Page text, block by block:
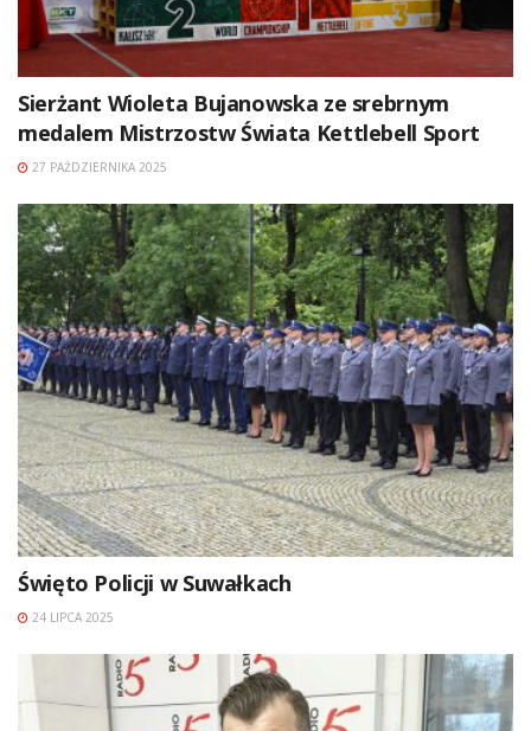
Sierżant Wioleta Bujanowska ze srebrnym
medalem Mistrzostw Świata Kettlebell Sport
27 PAŹDZIERNIKA 2025
Święto Policji w Suwałkach
24 LIPCA 2025